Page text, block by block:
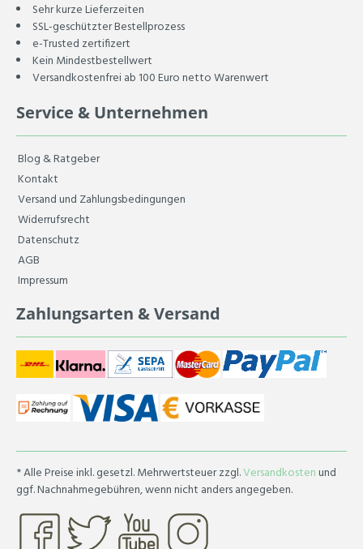
Sehr kurze Lieferzeiten
SSL-geschützter Bestellprozess
e-Trusted zertifizert
Kein Mindestbestellwert
Versandkostenfrei ab 100 Euro netto Warenwert
Service & Unternehmen
Blog & Ratgeber
Kontakt
Versand und Zahlungsbedingungen
Widerrufsrecht
Datenschutz
AGB
Impressum
Zahlungsarten & Versand
* Alle Preise inkl. gesetzl. Mehrwertsteuer zzgl.Versandkostenund
ggf. Nachnahmegebühren, wenn nicht anders angegeben.